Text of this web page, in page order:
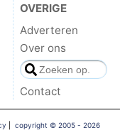
OVERIGE
Adverteren
Over ons
Contact
|copyright © 2005 - 2026